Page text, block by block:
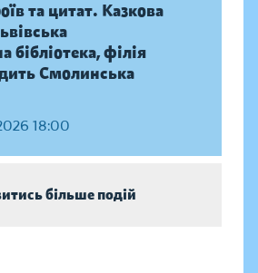
та цитат. Казкова
бібліотека, філія
Смолинська
18:00
більше подій